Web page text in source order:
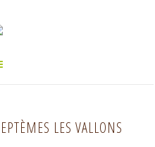
LES VALLONS